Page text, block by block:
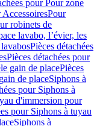
pour Pour zone
AccessoiresPour
robinets de
lavabo, l’évier, les
Pièces détachées
Pièces détachées pour
gain de placePièces
de placeSiphons à
pour Siphons à
d'immersion pour
pour Siphons à tuyau
Siphons à